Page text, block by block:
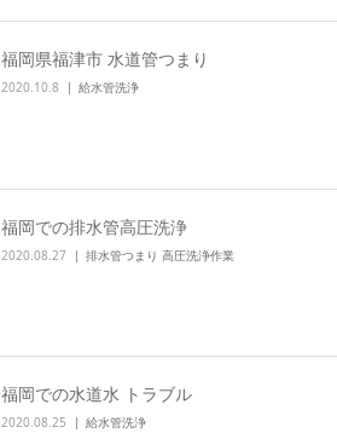
福岡県福津市 水道管つまり
2020.10.8 給水管洗浄
福岡での排水管高圧洗浄
2020.08.27 排水管つまり 高圧洗浄作業
福岡での水道水 トラブル
2020.08.25 給水管洗浄